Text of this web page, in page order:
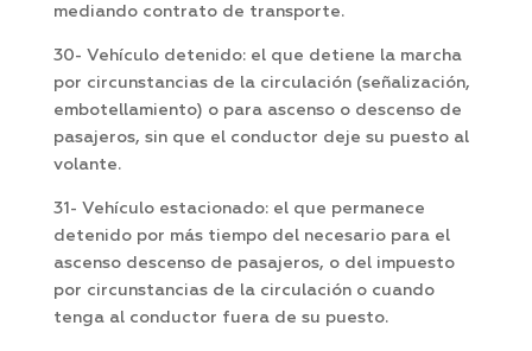
mediando contrato de transporte.
30- Vehículo detenido: el que detiene la marcha
por circunstancias de la circulación (señalización,
embotellamiento) o para ascenso o descenso de
pasajeros, sin que el conductor deje su puesto al
volante.
31- Vehículo estacionado: el que permanece
detenido por más tiempo del necesario para el
ascenso descenso de pasajeros, o del impuesto
por circunstancias de la circulación o cuando
tenga al conductor fuera de su puesto.